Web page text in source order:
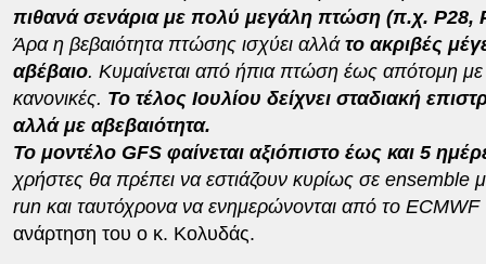
πιθανά σενάρια με πολύ μεγάλη πτώση (π.χ. P28,
Άρα η βεβαιότητα πτώσης ισχύει αλλά το ακριβές
αβέβαιο. Κυμαίνεται από ήπια πτώση έως απότομη
κανονικές. Το τέλος Ιουλίου δείχνει σταδιακή
αλλά με αβεβαιότητα.
Το μοντέλο GFS φαίνεται αξιόπιστο έως και 5
χρήστες θα πρέπει να εστιάζουν κυρίως σε ensemble
run και ταυτόχρονα να ενημερώνονται από το ECMWF
ανάρτηση του ο κ. Κολυδάς.